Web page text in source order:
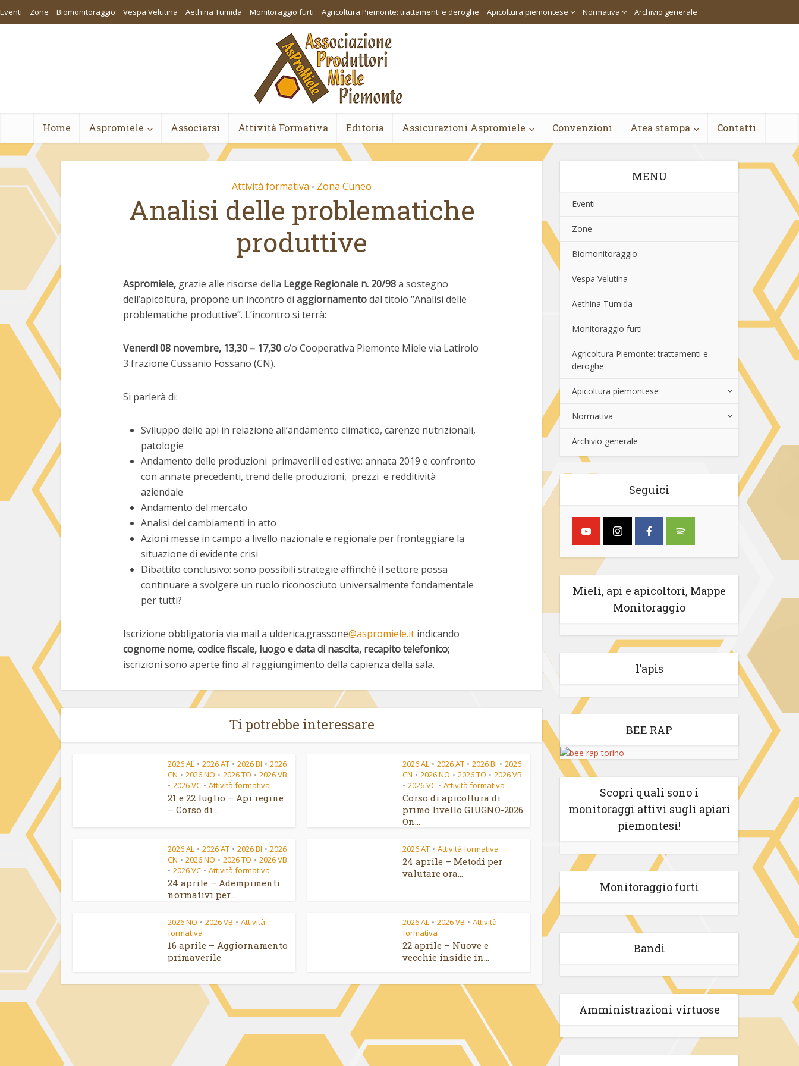
Eventi Zone Biomonitoraggio Vespa Velutina Aethina Tumida Monitoraggio furti Agricoltura Piemonte: trattamenti e deroghe Apicoltura piemontese Normativa Archivio generale
Home Aspromiele Associarsi Attività Formativa Editoria Assicurazioni Aspromiele Convenzioni Area stampa Contatti
Attività formativa • Zona Cuneo
Analisi delle problematiche
produttive
Aspromiele, grazie alle risorse della Legge Regionale n. 20/98a sostegno
dell’apicoltura, propone un incontro di aggiornamentodal titolo “Analisi delle
problematiche produttive”. L’incontro si terrà:
Venerdì 08 novembre, 13,30 – 17,30c/o Cooperativa Piemonte Miele via Latirolo
3 frazione Cussanio Fossano (CN).
Si parlerà di:
Sviluppo delle api in relazione all’andamento climatico, carenze nutrizionali,
patologie
Andamento delle produzioni primaverili ed estive: annata 2019 e confronto
con annate precedenti, trend delle produzioni, prezzi e redditività
aziendale
Andamento del mercato
Analisi dei cambiamenti in atto
Azioni messe in campo a livello nazionale e regionale per fronteggiare la
situazione di evidente crisi
Dibattito conclusivo: sono possibili strategie affinché il settore possa
continuare a svolgere un ruolo riconosciuto universalmente fondamentale
per tutti?
Iscrizione obbligatoria via mail a ulderica.grassone@aspromiele.it indicando
cognome nome, codice fiscale, luogo e data di nascita, recapito telefonico;
iscrizioni sono aperte fino al raggiungimento della capienza della sala.
Ti potrebbe interessare
2026 AL • 2026 AT • 2026 BI • 2026
CN • 2026 NO • 2026 TO • 2026 VB
• 2026 VC • Attività formativa
21 e 22 luglio – Api regine
– Corso di...
2026 AL • 2026 AT • 2026 BI • 2026
CN • 2026 NO • 2026 TO • 2026 VB
• 2026 VC • Attività formativa
Corso di apicoltura di
primo livello GIUGNO-2026
On...
2026 AL • 2026 AT • 2026 BI • 2026
CN • 2026 NO • 2026 TO • 2026 VB
• 2026 VC • Attività formativa
24 aprile – Adempimenti
normativi per...
2026 AT • Attività formativa
24 aprile – Metodi per
valutare ora...
2026 NO • 2026 VB • Attività
formativa
16 aprile – Aggiornamento
primaverile
2026 AL • 2026 VB • Attività
formativa
22 aprile – Nuove e
vecchie insidie in...
MENU
Eventi
Zone
Biomonitoraggio
Vespa Velutina
Aethina Tumida
Monitoraggio furti
Agricoltura Piemonte: trattamenti e
deroghe
Apicoltura piemontese
Normativa
Archivio generale
Seguici
Mieli, api e apicoltori, Mappe
Monitoraggio
l’apis
BEE RAP
Scopri quali sono i
monitoraggi attivi sugli apiari
piemontesi!
Monitoraggio furti
Bandi
Amministrazioni virtuose